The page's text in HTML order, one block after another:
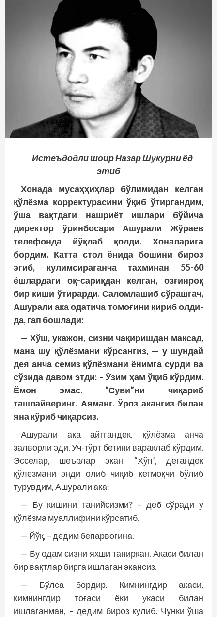
Истеъдодли шоир Назар Шукурни ёд
этиб
Хонада мусаҳҳиҳлар бўлимидан келган
қўлёзма корректурасини ўқиб ўтиргандим,
ўша вақтдаги нашриёт ишлари бўйича
директор ўринбосари Ашурали Жўраев
телефонда йўқлаб қолди. Хоналарига
бордим. Катта стол ёнида бошини бироз
эгиб, кулимсираганча тахминан 55-60
ёшлардаги оқ-сариқдан келган, озғинроқ
бир киши ўтирарди. Саломлашиб сўрашгач,
Ашурали ака одатича томоғини қириб олди-
да, гап бошлади:
— Хўш, укажон, сизни чақиришдан мақсад,
мана шу қўлёзмани кўрсангиз, — у шундай
дея анча семиз қўлёзмани ёнимга сурди ва
сўзида давом этди: – Ўзим ҳам ўқиб кўрдим.
Ёмон эмас. “Суви”ни чиқариб
ташлайверинг. Аяманг. Ўроз акангиз билан
яна кўриб чиқарсиз.
Ашурали ака айтгандек, қўлёзма анча
залворли эди. Уч-тўрт бетини варақлаб кўрдим.
Эсселар, шеърлар экан. “Хўп”, дегандек
қўлёзмани энди олиб чиқиб кетмоқчи бўлиб
турувдим, Ашурали ака:
— Бу кишини танийсизми? – деб сўради у
қўлёзма муаллифини кўрсатиб.
— Йўқ, – дедим бепарвогина.
— Бу одам сизни яхши таниркан. Акаси билан
бир вақтлар бирга ишлаган экансиз.
— Бўлса бордир. Кимнингдир акаси,
кимнингдир тоғаси ёки укаси билан
ишлаганман, – дедим бироз кулиб. Чунки ўша